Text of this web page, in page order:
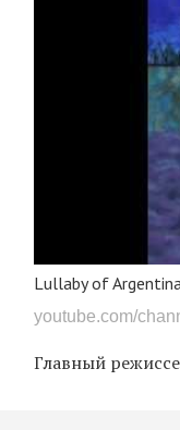
Lullaby of
youtube.com/
Главный